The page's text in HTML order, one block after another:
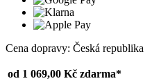
Cena dopravy: Česká republika
od 1 069,00 Kč zdarma*